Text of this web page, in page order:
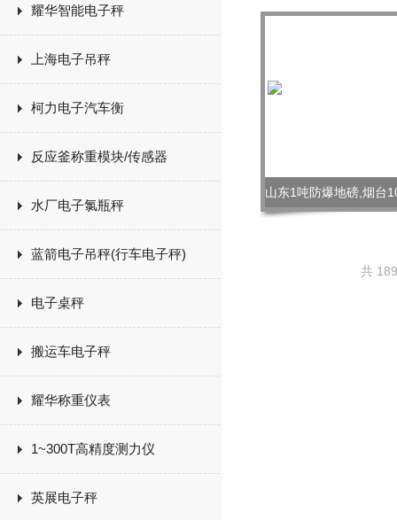
耀华智能电子秤
上海电子吊秤
柯力电子汽车衡
反应釜称重模块/传感器
水厂电子氯瓶秤
蓝箭电子吊秤(行车电子秤)
电子桌秤
搬运车电子秤
耀华称重仪表
1~300T高精度测力仪
英展电子秤
共